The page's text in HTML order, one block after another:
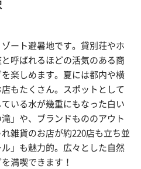
ート避暑地です。貸別荘やホ
呼ばれるほどの活気のある商
楽しめます。夏には都内や横
もたくさん。スポットとして
いる水が幾重にもなった白い
」や、ブランドもののアウト
雑貨のお店が約220店も立ち並
」も魅力的。広々とした自然
満喫できます！